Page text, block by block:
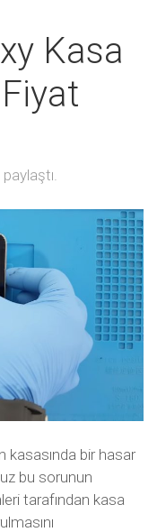
Kasa
paylaştı.
kasasında bir hasar
bu sorunun
tarafından kasa